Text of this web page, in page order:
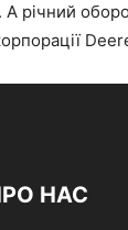
А річний
НАС